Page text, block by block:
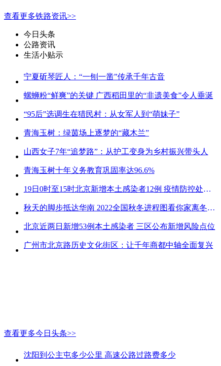
查看更多铁路资讯>>
今日头条
公路资讯
生活小贴示
宁夏斫琴匠人：“一刨一凿”传承千年古音
螺蛳粉“鲜爽”的关键 广西稻田里的“非遗美食”令人垂涎
“95后”选调生在猎民村：从女军人到“萌妹子”
青海玉树：绿茵场上逐梦的“藏木兰”
山西女子7年“追梦路”：从护工变身为乡村振兴带头人
青海玉树十年义务教育巩固率达96.6%
19日0时至15时北京新增本土感染者12例 疫情防控处关键时刻
秋天的脚步抵达华南 2022全国秋冬进程图看你家离冬天有多远
北京近两日新增53例本土感染者 三区公布新增风险点位
广州市北京路历史文化街区：让千年商都中轴全面复兴
查看更多今日头条>>
沈阳到公主屯多少公里 高速公路过路费多少